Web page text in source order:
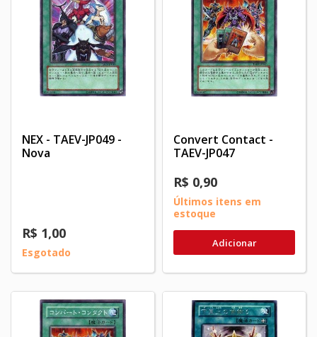
NEX - TAEV-JP049 -
Nova
R$ 1,00
Esgotado
Convert Contact -
TAEV-JP047
R$ 0,90
Últimos itens em
estoque
Adicionar